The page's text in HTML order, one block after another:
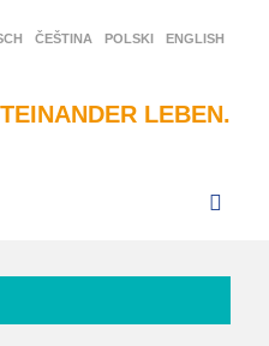
ČEŠTINA POLSKI ENGLISH
LEBEN.